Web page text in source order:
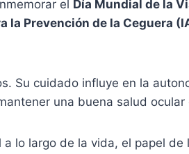
el Día Mundial de la
la Prevención de la Ceguera
Su cuidado influye en la
una buena salud
lo largo de la vida, el papel